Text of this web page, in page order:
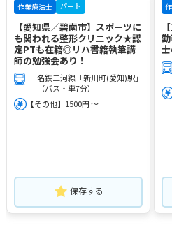
作業療法士 パート
【愛知県／碧南市】スポーツに
も関われる整形クリニック★認
定PTも在籍◎リハ書籍執筆講
師の勉強会あり！
名鉄三河線「新川町(愛知)駅」
（バス・車7分）
【その他】1500円 ～
保存する